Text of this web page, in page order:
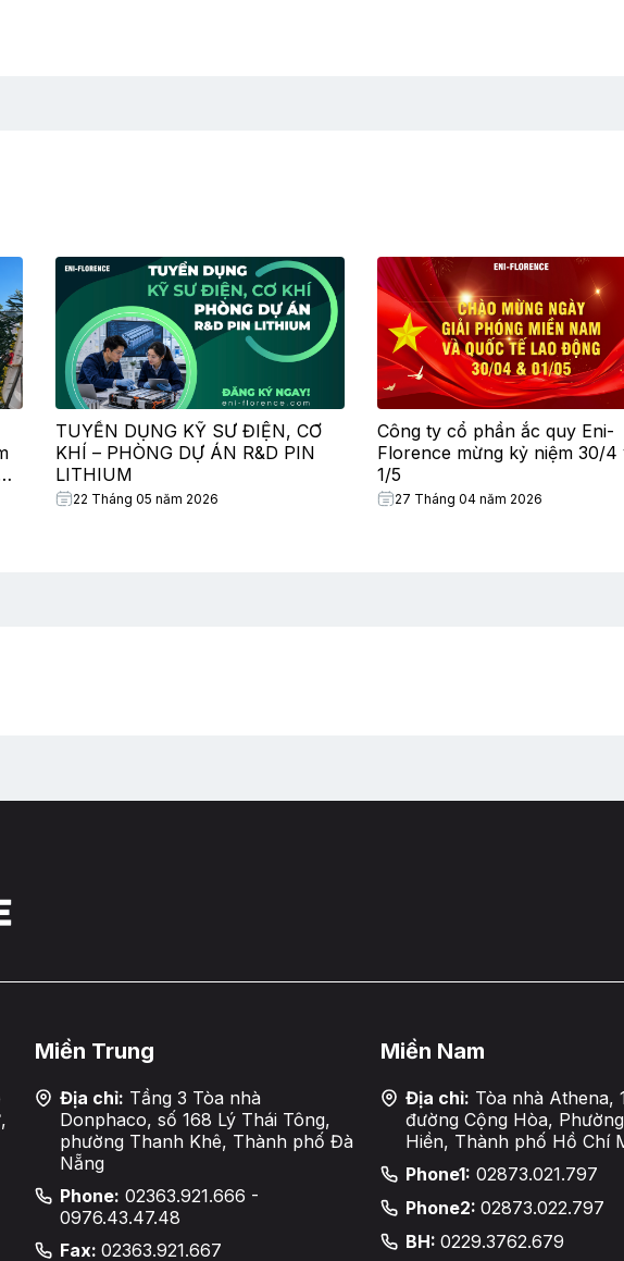
TUYỂN DỤNG KỸ SƯ ĐIỆN, CƠ
KHÍ – PHÒNG DỰ ÁN R&D PIN
LITHIUM
22 Tháng 05 năm 2026
Công ty cổ phần ắc quy Eni-
Florence mừng kỷ niệm 30/4
1/5
27 Tháng 04 năm 2026
Miền Trung
Địa chỉ: Tầng 3 Tòa nhà
Donphaco, số 168 Lý Thái Tông,
phường Thanh Khê, Thành phố Đà
Nẵng
Phone: 02363.921.666 -
0976.43.47.48
Fax:02363.921.667
Miền Nam
Địa chỉ: Tòa nhà Athena,
đường Cộng Hòa,
Hiền, Thành phố Hồ Chí
Phone1: 02873.021.797
Phone2: 02873.022.797
BH: 0229.3762.679